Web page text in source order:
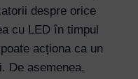
despre orice
cu LED în timpul
acționa ca un
De asemenea,